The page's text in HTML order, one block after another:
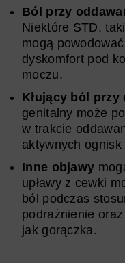
Ból przy
Niektóre STD,
mogą
dyskomfort pod
moczu.
Kłujący ból przy
genitalny może
w trakcie
aktywnych ognisk
Inne objawy
upławy z cewki
ból podczas
podrażnienie
jak gorączka.